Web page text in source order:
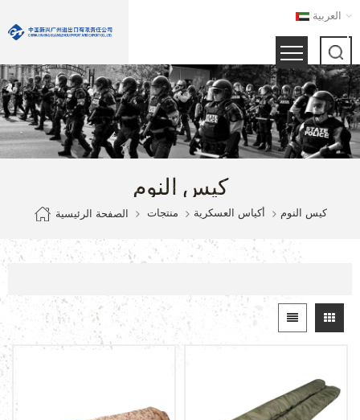
العربية
كيس النوم
الصفحة الرئيسية منتجات أكياس العسكرية كيس النوم